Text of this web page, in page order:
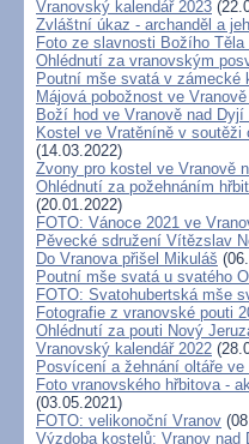
Vranovský kalendář 2023
Zvláštní úkaz - archanděl a
Foto ze slavnosti Božího Těla
Ohlédnutí za vranovským
Poutní mše svatá v zámecké
Májová pobožnost ve
Boží hod ve Vranově nad Dyjí
Kostel ve Vratěníně v soutěži
(14.03.2022)
Zvony pro kostel ve Vranově
Ohlédnutí za požehnáním
(20.01.2022)
FOTO: Vánoce 2021 ve
Pěvecké sdružení Vítězslav
Do Vranova přišel Mikuláš
Poutní mše svatá u svatého
FOTO: Svatohubertská mše
Fotografie z vranovské pouti
Ohlédnutí za pouti Nový
Vranovský kalendář 2022
Posvícení a žehnání oltáře
Foto vranovského hřbitova -
(03.05.2021)
FOTO: velikonoční Vranov
Výzdoba kostelů: Vranov nad